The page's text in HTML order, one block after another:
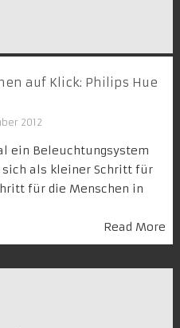
auf Klick: Philips Hue
2012
ein Beleuchtungsystem
als kleiner Schritt für
für die Menschen in
Read More